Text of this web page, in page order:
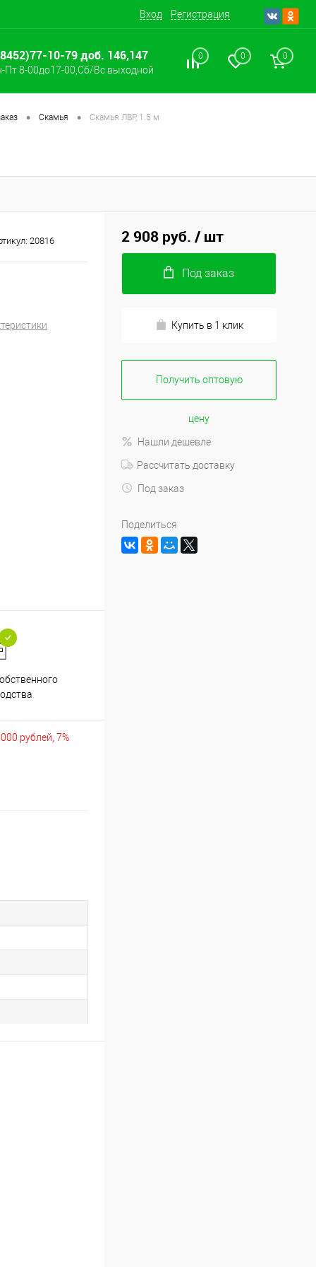
Вход Регистрация
10-79 доб. 146,147
Пт 8-00до17-00,Сб/Вс выходной
0 0 0
• Скамья • Скамья ЛВР, 1.5 м
20816
рублей, 7%
2 908 руб. / шт
Под заказ
Купить в 1 клик
Получить оптовую
цену
Нашли дешевле
Рассчитать доставку
Под заказ
Поделиться